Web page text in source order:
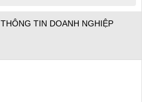
THÔNG TIN DOANH NGHIỆP